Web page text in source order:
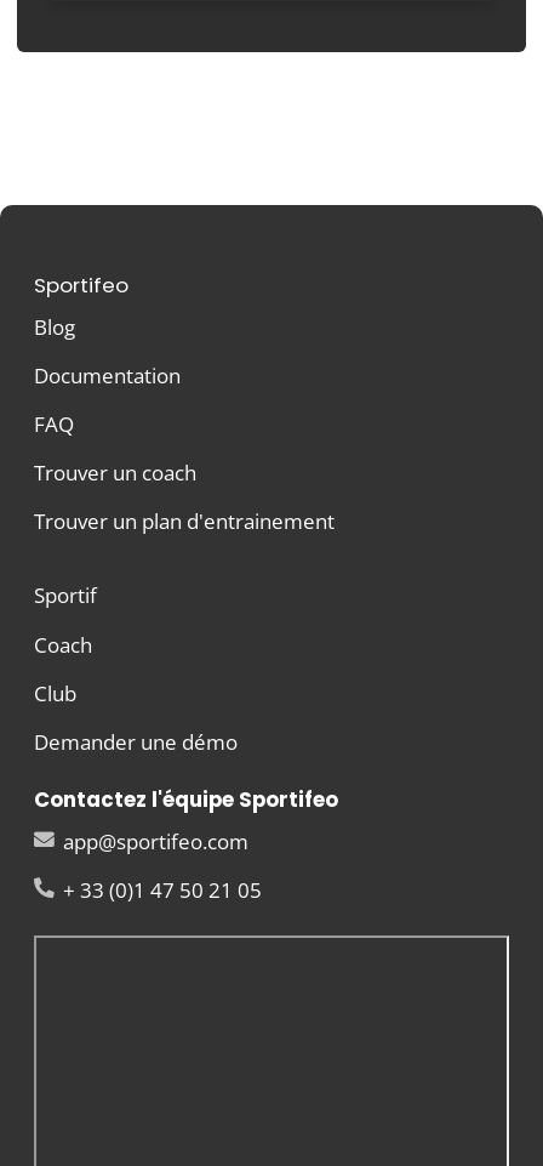
Sportifeo
Blog
Documentation
FAQ
Trouver un coach
Trouver un plan d'entrainement
Sportif
Coach
Club
Demander une démo
Contactez l'équipe Sportifeo
app@sportifeo.com
+ 33 (0)1 47 50 21 05